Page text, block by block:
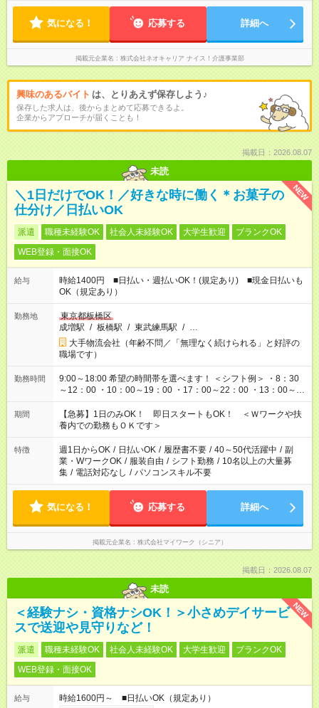
気になる！ 応募する 詳細へ
掲載元企業名 株式会社ネオキャリア ナイス！介護事業部
興味のあるバイト は、とりあえず保存しよう♪
保存した求人は、後からまとめて応募できるよ。
企業からアプローチが届くことも！
掲載日：2026.08.07
未読
NEW
＼1日だけでOK！／好きな時に働く＊お菓子の
仕分け／日払いOK
派遣 職種未経験OK 社会人未経験OK 大学生歓迎
ブランクOK
WEB登録・面接OK
給与
時給1400円 ■日払い・週払いOK！(規定あり) ■現金日払いも
OK（規定あり）
勤務地
東京都板橋区
成増駅 / 板橋駅 / 東武練馬駅 / …
大手物流会社（年齢不問／「無理なく続けられる」と好評の
職場です）
勤務時間
9:00～18:00 希望の時間帯を選べます！ ＜シフト例＞ ・8：30
～12：00 ・10：00～19：00 ・17：00～22：00 ・13：00～
22：00 ・22：00～翌6：00 など
期間
【急募】1日のみOK！ 即日スタートもOK！ ＜Ｗワークや扶
養内での勤務もＯＫです＞
特徴 週1日からOK / 日払いOK / 履歴書不要 / 40～50代活躍中 / 副
業・WワークOK / 服装自由 / シフト勤務 / 10名以上の大量募
集 / 電話対応なし / パソコンスキル不要
気になる！ 応募する 詳細へ
掲載元企業名 株式会社マイワーク（シニア）
掲載日：2026.08.07
未読
NEW
＜経験ナシ・資格ナシOK！＞小さめデイサービ
スで送迎や見守りなど！
派遣 職種未経験OK 社会人未経験OK 大学生歓迎
ブランクOK
WEB登録・面接OK
給与
時給1600円～ ■日払いOK（規定あり）